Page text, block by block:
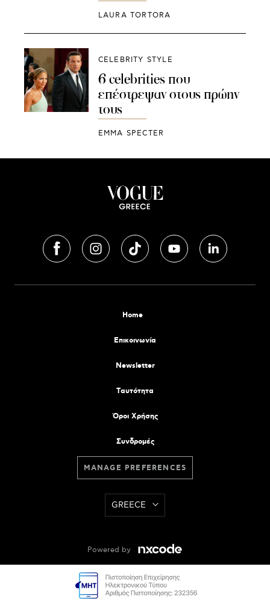
LAURA TORTORA
CELEBRITY STYLE
6 celebrities που
επέστρεψαν στους πρώην
τους
EMMA SPECTER
Home
Επικοινωνία
Newsletter
Tαυτότητα
Όροι Χρήσης
Συνδρομές
MANAGE PREFERENCES
GREECE
Powered by